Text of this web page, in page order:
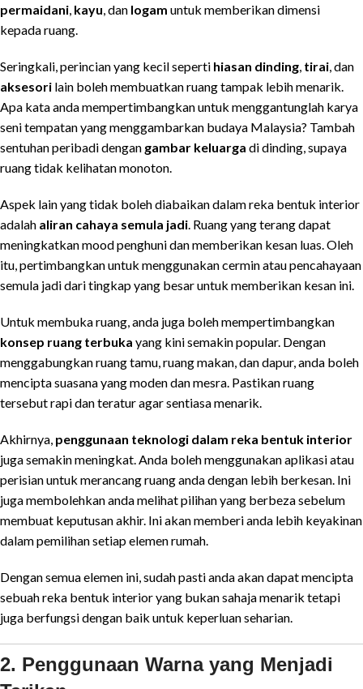
permaidani kayu , dan logam untuk memberikan dimensi
kepada ruang.
Seringkali, perincian yang kecil seperti hiasan dinding tirai , dan
aksesori lain boleh membuatkan ruang tampak lebih menarik.
Apa kata anda mempertimbangkan untuk menggantunglah karya
seni tempatan yang menggambarkan budaya Malaysia? Tambah
sentuhan peribadi dengan gambar keluarga di dinding, supaya
ruang tidak kelihatan monoton.
Aspek lain yang tidak boleh diabaikan dalam reka bentuk interior
adalah aliran cahaya semula jadi . Ruang yang terang dapat
meningkatkan mood penghuni dan memberikan kesan luas. Oleh
itu, pertimbangkan untuk menggunakan cermin atau pencahayaan
semula jadi dari tingkap yang besar untuk memberikan kesan ini.
Untuk membuka ruang, anda juga boleh mempertimbangkan
konsep ruang terbuka yang kini semakin popular. Dengan
menggabungkan ruang tamu, ruang makan, dan dapur, anda boleh
mencipta suasana yang moden dan mesra. Pastikan ruang
tersebut rapi dan teratur agar sentiasa menarik.
Akhirnya, penggunaan teknologi dalam reka bentuk interior
juga semakin meningkat. Anda boleh menggunakan aplikasi atau
perisian untuk merancang ruang anda dengan lebih berkesan. Ini
juga membolehkan anda melihat pilihan yang berbeza sebelum
membuat keputusan akhir. Ini akan memberi anda lebih keyakinan
dalam pemilihan setiap elemen rumah.
Dengan semua elemen ini, sudah pasti anda akan dapat mencipta
sebuah reka bentuk interior yang bukan sahaja menarik tetapi
juga berfungsi dengan baik untuk keperluan seharian.
2. Penggunaan Warna yang Menjadi